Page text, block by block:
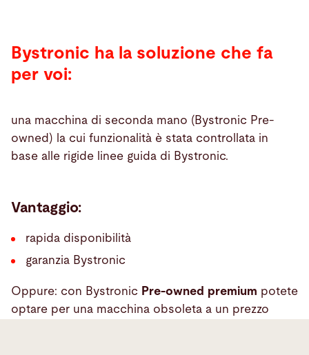
Bystronic ha la soluzione che fa
per voi:
una macchina di seconda mano (Bystronic Pre-
owned) la cui funzionalità è stata controllata in
base alle rigide linee guida di Bystronic.
Vantaggio:
rapida disponibilità
garanzia Bystronic
Oppure: con Bystronic Pre-owned premium potete
optare per una macchina obsoleta a un prezzo